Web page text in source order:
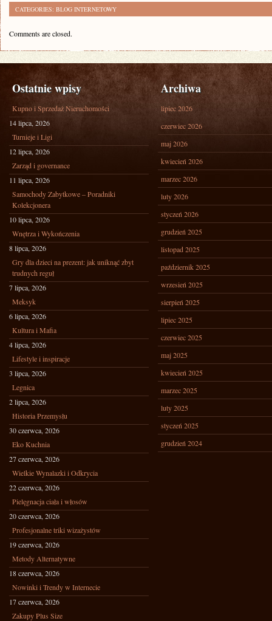
CATEGORIES: BLOG INTERNETOWY
Comments are closed.
Ostatnie wpisy
Kupno i Sprzedaż Nieruchomości
14 lipca, 2026
Turnieje i Ligi
12 lipca, 2026
Zarząd i governance
11 lipca, 2026
Samochody Zabytkowe – Poradniki
Kolekcjonera
10 lipca, 2026
Wnętrza i Wykończenia
8 lipca, 2026
Gry dla dzieci na prezent: jak uniknąć zbyt
trudnych reguł
7 lipca, 2026
Meksyk
6 lipca, 2026
Kultura i Mafia
4 lipca, 2026
Lifestyle i inspiracje
3 lipca, 2026
Legnica
2 lipca, 2026
Historia Przemysłu
30 czerwca, 2026
Eko Kuchnia
27 czerwca, 2026
Wielkie Wynalazki i Odkrycia
22 czerwca, 2026
Pielęgnacja ciała i włosów
20 czerwca, 2026
Profesjonalne triki wizażystów
19 czerwca, 2026
Metody Alternatywne
18 czerwca, 2026
Nowinki i Trendy w Internecie
17 czerwca, 2026
Zakupy Plus Size
Archiwa
lipiec 2026
czerwiec 2026
maj 2026
kwiecień 2026
marzec 2026
luty 2026
styczeń 2026
grudzień 2025
listopad 2025
październik 2025
wrzesień 2025
sierpień 2025
lipiec 2025
czerwiec 2025
maj 2025
kwiecień 2025
marzec 2025
luty 2025
styczeń 2025
grudzień 2024